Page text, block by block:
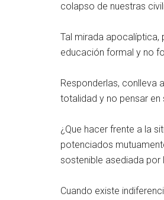
colapso de nuestras
Tal mirada apocalíptica,
educación formal y no
Responderlas, conlleva
totalidad y no pensar
¿Que hacer frente a la
potenciados
sostenible asediada por
Cuando existe